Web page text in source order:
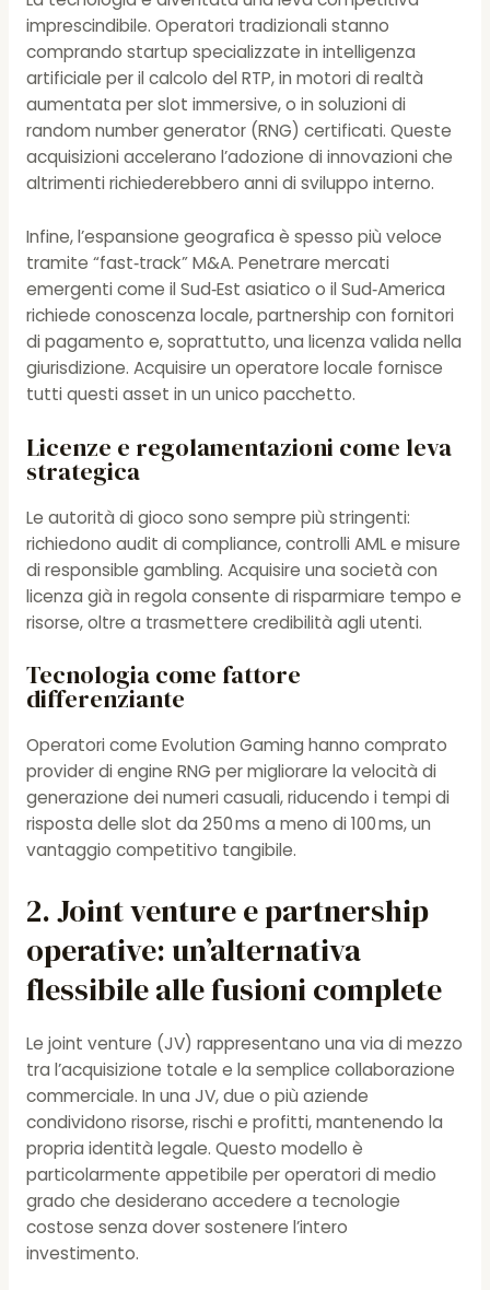
imprescindibile. Operatori tradizionali stanno
comprando startup specializzate in intelligenza
artificiale per il calcolo del RTP, in motori di realtà
aumentata per slot immersive, o in soluzioni di
random number generator (RNG) certificati. Queste
acquisizioni accelerano l’adozione di innovazioni che
altrimenti richiederebbero anni di sviluppo interno.
Infine, l’espansione geografica è spesso più veloce
tramite “fast‑track” M&A. Penetrare mercati
emergenti come il Sud‑Est asiatico o il Sud‑America
richiede conoscenza locale, partnership con fornitori
di pagamento e, soprattutto, una licenza valida nella
giurisdizione. Acquisire un operatore locale fornisce
tutti questi asset in un unico pacchetto.
Licenze e regolamentazioni come leva
strategica
Le autorità di gioco sono sempre più stringenti:
richiedono audit di compliance, controlli AML e misure
di responsible gambling. Acquisire una società con
licenza già in regola consente di risparmiare tempo e
risorse, oltre a trasmettere credibilità agli utenti.
Tecnologia come fattore
differenziante
Operatori come Evolution Gaming hanno comprato
provider di engine RNG per migliorare la velocità di
generazione dei numeri casuali, riducendo i tempi di
risposta delle slot da 250 ms a meno di 100 ms, un
vantaggio competitivo tangibile.
2. Joint venture e partnership
operative: un’alternativa
flessibile alle fusioni complete
Le joint venture (JV) rappresentano una via di mezzo
tra l’acquisizione totale e la semplice collaborazione
commerciale. In una JV, due o più aziende
condividono risorse, rischi e profitti, mantenendo la
propria identità legale. Questo modello è
particolarmente appetibile per operatori di medio
grado che desiderano accedere a tecnologie
costose senza dover sostenere l’intero
investimento.